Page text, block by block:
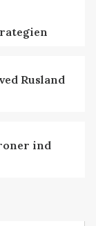
Rusland
ind